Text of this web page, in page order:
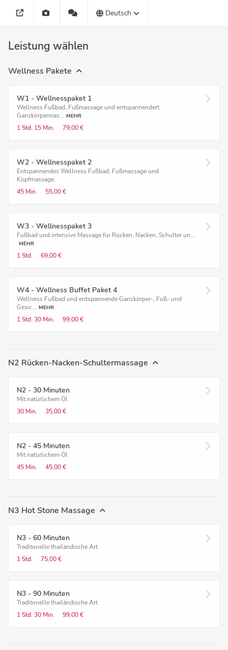
Deutsch
Leistung wählen
Wellness Pakete
W1 - Wellnesspaket 1
Wellness Fußbad, Fußmassage und entspannendert
Ganzkörpermas... MEHR
1 Std. 15 Min. 79,00 €
W2 - Wellnesspaket 2
Entspannendes Wellness Fußbad, Fußmassage und
Kopfmassage.
45 Min.
55,00 €
W3 - Wellnesspaket 3
Fußbad und intensive Massage für Rücken, Nacken, Schulter un...
MEHR
1 Std. 69,00 €
W4 - Wellness Buffet Paket 4
Wellness Fußbad und entspannende Ganzkörper-, Fuß- und
Gesic... MEHR
1 Std. 30 Min. 99,00 €
N2 Rücken-Nacken-Schultermassage
N2 - 30 Minuten
Mit natürlichem Öl
30 Min.
35,00 €
N2 - 45 Minuten
Mit natürlichem Öl
45 Min.
45,00 €
N3 Hot Stone Massage
N3 - 60 Minuten
Traditonelle thailändische Art
1 Std.
75,00 €
N3 - 90 Minuten
Traditonelle thailändische Art
1 Std. 30 Min. 99,00 €